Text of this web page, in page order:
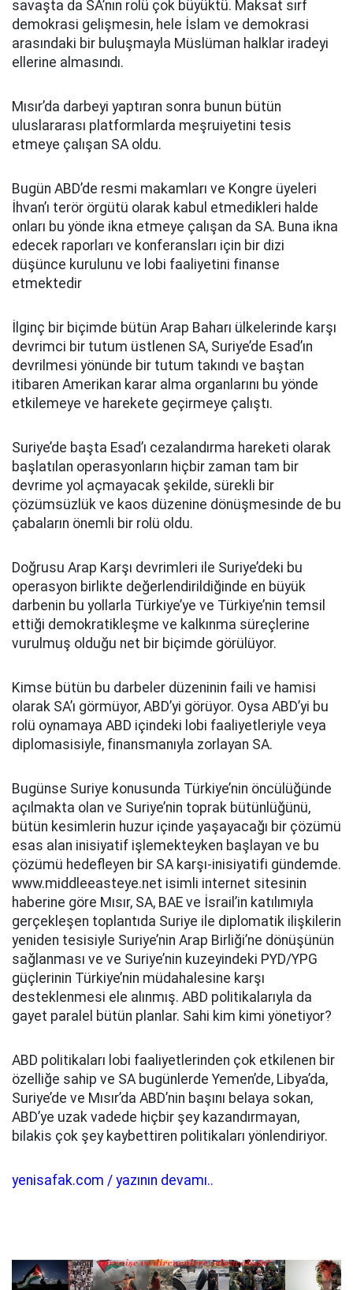
savaşta da SA’nın rolü çok büyüktü. Maksat sırf
demokrasi gelişmesin, hele İslam ve demokrasi
arasındaki bir buluşmayla Müslüman halklar iradeyi
ellerine almasındı.
Mısır’da darbeyi yaptıran sonra bunun bütün
uluslararası platformlarda meşruiyetini tesis
etmeye çalışan SA oldu.
Bugün ABD’de resmi makamları ve Kongre üyeleri
İhvan’ı terör örgütü olarak kabul etmedikleri halde
onları bu yönde ikna etmeye çalışan da SA. Buna ikna
edecek raporları ve konferansları için bir dizi
düşünce kurulunu ve lobi faaliyetini finanse
etmektedir
İlginç bir biçimde bütün Arap Baharı ülkelerinde karşı
devrimci bir tutum üstlenen SA, Suriye’de Esad’ın
devrilmesi yönünde bir tutum takındı ve baştan
itibaren Amerikan karar alma organlarını bu yönde
etkilemeye ve harekete geçirmeye çalıştı.
Suriye’de başta Esad’ı cezalandırma hareketi olarak
başlatılan operasyonların hiçbir zaman tam bir
devrime yol açmayacak şekilde, sürekli bir
çözümsüzlük ve kaos düzenine dönüşmesinde de bu
çabaların önemli bir rolü oldu.
Doğrusu Arap Karşı devrimleri ile Suriye’deki bu
operasyon birlikte değerlendirildiğinde en büyük
darbenin bu yollarla Türkiye’ye ve Türkiye’nin temsil
ettiği demokratikleşme ve kalkınma süreçlerine
vurulmuş olduğu net bir biçimde görülüyor.
Kimse bütün bu darbeler düzeninin faili ve hamisi
olarak SA’ı görmüyor, ABD’yi görüyor. Oysa ABD’yi bu
rolü oynamaya ABD içindeki lobi faaliyetleriyle veya
diplomasisiyle, finansmanıyla zorlayan SA.
Bugünse Suriye konusunda Türkiye’nin öncülüğünde
açılmakta olan ve Suriye’nin toprak bütünlüğünü,
bütün kesimlerin huzur içinde yaşayacağı bir çözümü
esas alan inisiyatif işlemekteyken başlayan ve bu
çözümü hedefleyen bir SA karşı-inisiyatifi gündemde.
www.middleeasteye.net isimli internet sitesinin
haberine göre Mısır, SA, BAE ve İsrail’in katılımıyla
gerçekleşen toplantıda Suriye ile diplomatik ilişkilerin
yeniden tesisiyle Suriye’nin Arap Birliği’ne dönüşünün
sağlanması ve ve Suriye’nin kuzeyindeki PYD/YPG
güçlerinin Türkiye’nin müdahalesine karşı
desteklenmesi ele alınmış. ABD politikalarıyla da
gayet paralel bütün planlar. Sahi kim kimi yönetiyor?
ABD politikaları lobi faaliyetlerinden çok etkilenen bir
özelliğe sahip ve SA bugünlerde Yemen’de, Libya’da,
Suriye’de ve Mısır’da ABD’nin başını belaya sokan,
ABD’ye uzak vadede hiçbir şey kazandırmayan,
bilakis çok şey kaybettiren politikaları yönlendiriyor.
yenisafak.com / yazının devamı..